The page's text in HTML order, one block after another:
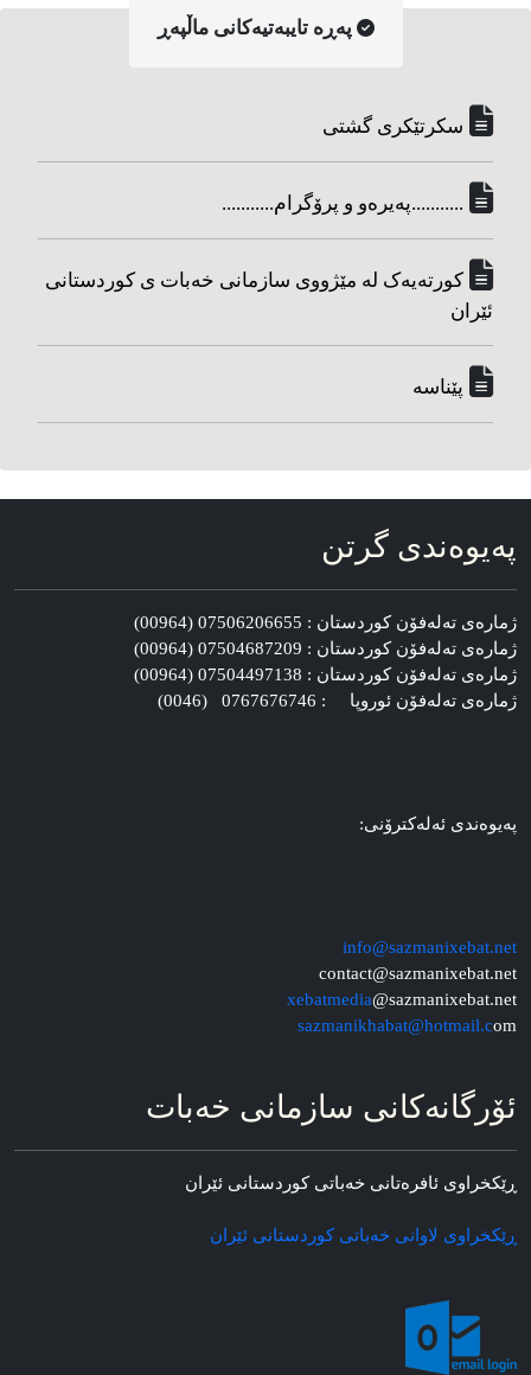
په‌ڕه‌ تایبه‌تیه‌کانی ماڵپه‌ڕ
سکرتێکری گشتی
...........په‌یره‌و و پرۆگرام...........
کورته‌یه‌ک له مێژووی سازمانی خه‌بات ی کوردستانی
ئێران
پێناسه‌
په‌یوه‌ندی گرتن
ژماره‌ی ته‌له‌فۆن کوردستان : 07506206655 (00964)
ژماره‌ی ته‌له‌فۆن کوردستان : 07504687209 (00964)
ژماره‌ی ته‌له‌فۆن کوردستان : 07504497138 (00964)
ژماره‌ی ته‌له‌فۆن ئوروپا : 0767676746 (0046)
په‌یوه‌ندی ئه‌له‌کترۆنی:
info@sazmanixebat.net
contact@sazmanixebat.net
xebatmedia@sazmanixebat.net
sazmanikhabat@hotmail.com
ئۆرگانه‌کانی سازمانی خه‌بات
ڕێکخراوی ئافره‌تانی خه‌باتی کوردستانی ئێران
ڕێکخراوی لاوانی خه‌باتی کوردستانی ئێران